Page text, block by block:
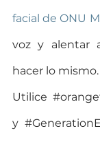
facial de ONU
voz y alentar
hacer lo mismo.
Utilice
y